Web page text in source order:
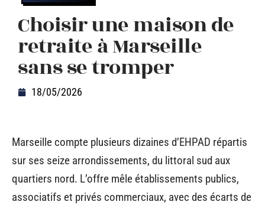
Choisir une maison de
retraite à Marseille
sans se tromper
18/05/2026
Marseille compte plusieurs dizaines d’EHPAD répartis
sur ses seize arrondissements, du littoral sud aux
quartiers nord. L’offre mêle établissements publics,
associatifs et privés commerciaux, avec des écarts de